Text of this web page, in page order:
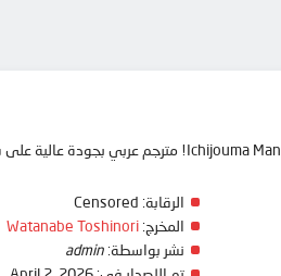
الرقابة:
المخرج: Watanabe Toshinori
نشر بواسطة: admin